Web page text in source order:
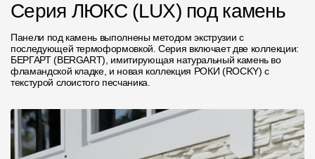
Серия ЛЮКС (LUX) под камень
Панели под камень выполнены методом экструзии с
последующей термоформовкой. Серия включает две коллекции:
БЕРГАРТ (BERGART), имитирующая натуральный камень во
фламандской кладке, и новая коллекция РОКИ (ROCKY) с
текстурой слоистого песчаника.